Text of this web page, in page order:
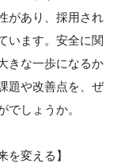
があり、採用され
います。安全に関
きな一歩になるか
題や改善点を、ぜ
でしょうか。
を変える】